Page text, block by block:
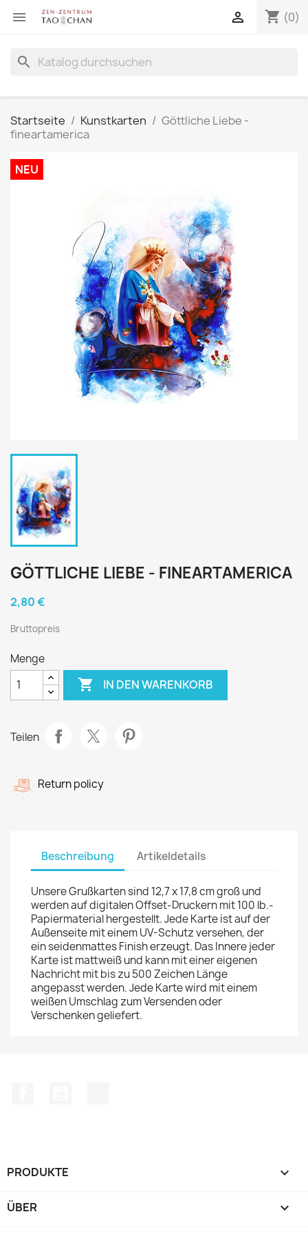
 shopping_cart (0)

search
Startseite Kunstkarten
Göttliche Liebe -
fineartamerica
NEU
GÖTTLICHE LIEBE - FINEARTAMERICA
2,80 €
Bruttopreis
Menge
 IN DEN WARENKORB
Teilen
Return policy
Beschreibung Artikeldetails
Unsere Grußkarten sind 12,7 x 17,8 cm groß und
werden auf digitalen Offset-Druckern mit 100 lb.-
Papiermaterial hergestellt. Jede Karte ist auf der
Außenseite mit einem UV-Schutz versehen, der
ein seidenmattes Finish erzeugt. Das Innere jeder
Karte ist mattweiß und kann mit einer eigenen
Nachricht mit bis zu 500 Zeichen Länge
angepasst werden. Jede Karte wird mit einem
weißen Umschlag zum Versenden oder
Verschenken geliefert.
PRODUKTE 
ÜBER 